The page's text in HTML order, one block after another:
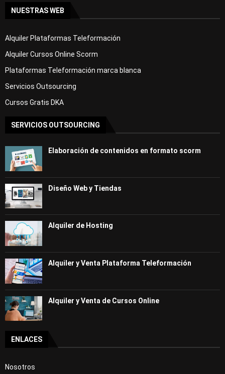
NUESTRAS WEB
Alquiler Plataformas Teleformación
Alquiler Cursos Online Scorm
Plataformas Teleformación marca blanca
Servicios Outsourcing
Cursos Gratis DKA
SERVICIOS OUTSOURCING
Elaboración de contenidos en formato scorm
Diseño Web y Tiendas
Alquiler de Hosting
Alquiler y Venta Plataforma Teleformación
Alquiler y Venta de Cursos Online
ENLACES
Nosotros